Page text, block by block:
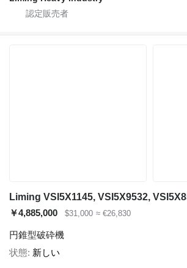
Liming VSI5X1145, VSI5X9532,
￥4,885,000
$31,000 ≈ €26,830
円錐型破砕機
状態 新しい